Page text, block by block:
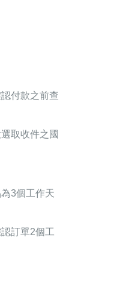
付款之前查
取收件之國
3個工作天
訂單2個工